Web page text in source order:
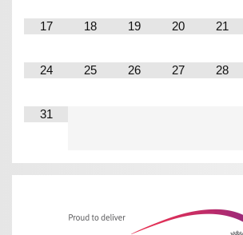
17 18 19 20 21
24 25 26 27 28
31